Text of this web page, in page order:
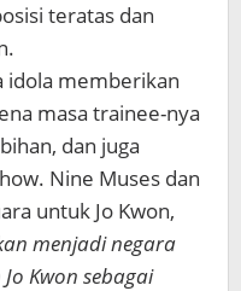
teratas dan
idola memberikan
masa trainee-nya
dan juga
Nine Muses dan
untuk Jo Kwon,
menjadi negara
Kwon sebagai